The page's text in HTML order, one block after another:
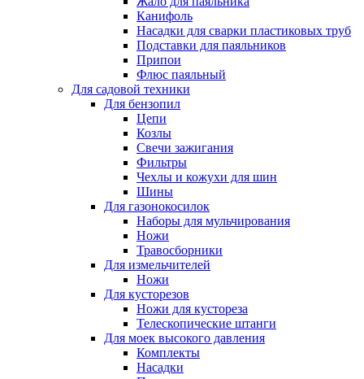
Канифоль
Насадки для сварки пластиковых труб
Подставки для паяльников
Припои
Флюс паяльный
Для садовой техники
Для бензопил
Цепи
Козлы
Свечи зажигания
Фильтры
Чехлы и кожухи для шин
Шины
Для газонокосилок
Наборы для мульчирования
Ножи
Травосборники
Для измельчителей
Ножи
Для кусторезов
Ножи для кустореза
Телескопические штанги
Для моек высокого давления
Комплекты
Насадки